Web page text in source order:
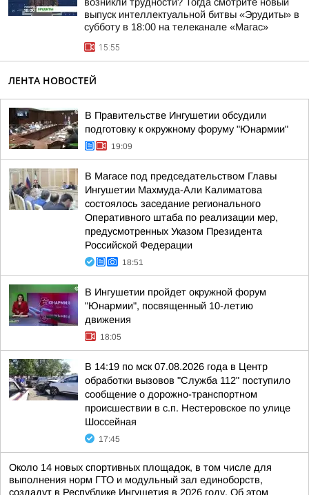
выпуск интеллектуальной битвы «Эрудиты» в
субботу в 18:00 на телеканале «Магас»
15:55
ЛЕНТА НОВОСТЕЙ
В Правительстве Ингушетии обсудили
подготовку к окружному форуму "Юнармии"
19:09
В Магасе под председательством Главы
Ингушетии Махмуда-Али Калиматова
состоялось заседание регионального
Оперативного штаба по реализации мер,
предусмотренных Указом Президента
Российской Федерации
18:51
В Ингушетии пройдет окружной форум
"Юнармии", посвященный 10-летию
движения
18:05
В 14:19 по мск 07.08.2026 года в Центр
обработки вызовов "Служба 112" поступило
сообщение о дорожно-транспортном
происшествии в с.п. Нестеровское по улице
Шоссейная
17:45
Около 14 новых спортивных площадок, в том числе для
выполнения норм ГТО и модульный зал единоборств,
создадут в Республике Ингушетия в 2026 году. Об этом